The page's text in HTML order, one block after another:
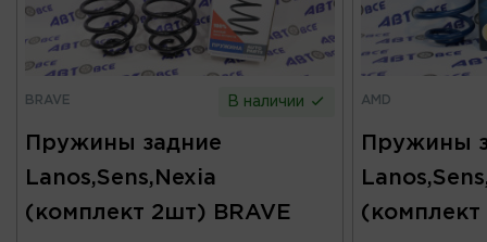
BRAVE В наличии
Пружины задние
Lanos,Sens,Nexia
(комплект 2шт) BRAVE
AMD
Пружины